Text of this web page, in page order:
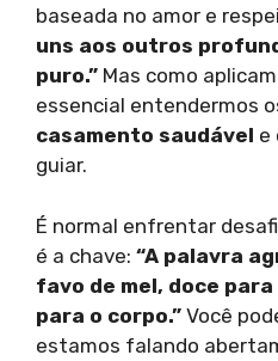
baseada no amor e
uns aos outros
puro.” Mas como
essencial entendermos
casamento saudável e
guiar.
É normal enfrentar
é a chave: “A palavra
favo de mel, doce
para o corpo.” Você
estamos falando